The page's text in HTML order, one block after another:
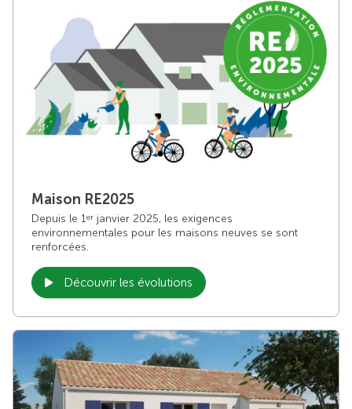
Maison RE2025
Depuis le 1er janvier 2025, les exigences
environnementales pour les maisons neuves se sont
renforcées.
Découvrir les évolutions